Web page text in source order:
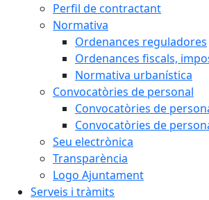
Perfil de contractant
Normativa
Ordenances reguladores
Ordenances fiscals,
Normativa urbanística
Convocatòries de personal
Convocatòries de
Convocatòries de
Seu electrònica
Transparència
Logo Ajuntament
Serveis i tràmits